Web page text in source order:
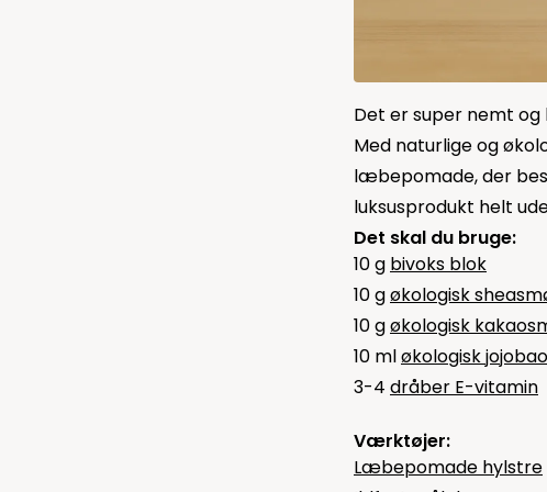
Det er super nemt
Med naturlige og
læbepomade, der
luksusprodukt helt
Det skal du bruge:
10 g bivoks blok
10 gøkologisk
10 gøkologisk
10 mløkologisk
3-4 dråber E-vitamin
Værktøjer:
Læbepomade hylstre